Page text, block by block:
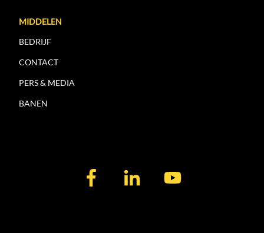
MIDDELEN
BEDRIJF
CONTACT
PERS & MEDIA
BANEN